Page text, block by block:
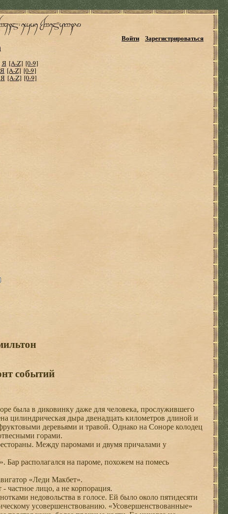
Войти Зарегистрироваться
Я [A-Z] [0-9]
Я [A-Z] [0-9]
Я [A-Z] [0-9]
событий
была в диковинку даже для человека, прослужившего
цилиндрическая дыра двенадцать километров длиной и
деревьями и травой. Однако на Соноре колодец
горами.
Между паромами и двумя причалами у
Бар располагался на пароме, похожем на помесь
«Леди Макбет».
частное лицо, а не корпорация.
недовольства в голосе. Ей было около пятидесяти
усовершенствованию. «Усовершенствованные»